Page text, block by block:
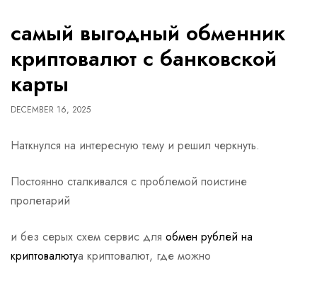
DECEMBER 16, 2025
самый выгодный обменник
криптовалют с банковской
карты
Наткнулся на интересную тему и решил черкнуть.
Постоянно сталкивался с проблемой поистине
пролетарий
и без серых схем сервис для обмен рублей на
криптовалютуа криптовалют, где можно